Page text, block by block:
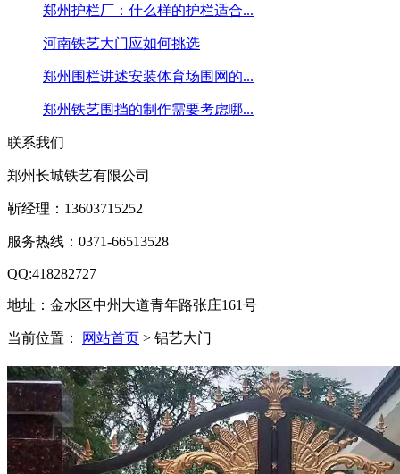
郑州护栏厂：什么样的护栏适合...
河南铁艺大门应如何挑选
郑州围栏讲述安装体育场围网的...
郑州铁艺围挡的制作需要考虑哪...
联系我们
郑州长城铁艺有限公司
靳经理：13603715252
服务热线：0371-66513528
QQ:418282727
地址：金水区中州大道青年路张庄161号
当前位置： 网站首页 > 铝艺大门